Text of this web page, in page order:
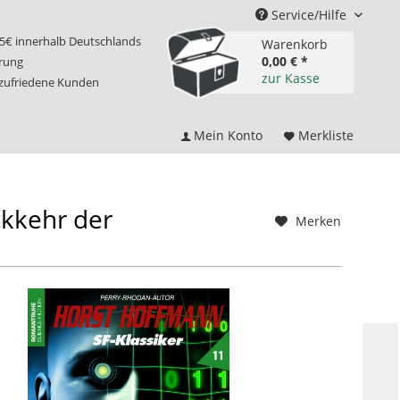
Service/Hilfe
innerhalb Deutschlands
Kunden
Warenkorb
0,00 € *
zur Kasse
Mein Konto Merkliste
Merken
der